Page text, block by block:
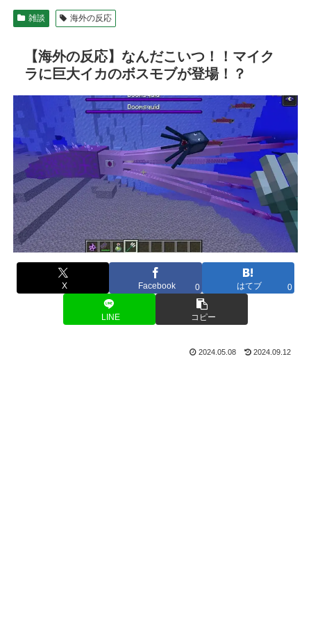
雑談 海外の反応
【海外の反応】なんだこいつ！！マイク
ラに巨大イカのボスモブが登場！？
X Facebook 0 はてブ 0
LINE コピー
2024.05.08 2024.09.12